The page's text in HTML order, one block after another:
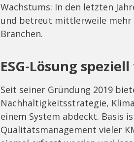
Wachstums: In den letzten
und betreut mittlerweile mehr
Branchen.
ESG-Lösung
Seit seiner Gründung 2019
Nachhaltigkeitsstrategie,
einem System abdeckt. Basis
Qualitätsmanagement vieler